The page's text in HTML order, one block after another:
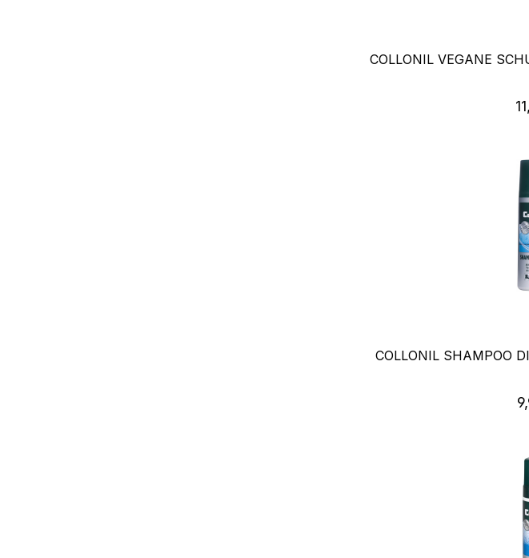
COLLONIL VEGANE
COLLONIL SHAMPOO